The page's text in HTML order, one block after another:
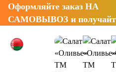
Оформляйте заказ НА
САМОВЫВОЗ и